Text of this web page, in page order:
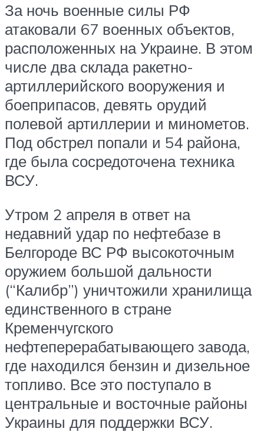
За ночь военные силы РФ
атаковали 67 военных объектов,
расположенных на Украине. В этом
числе два склада ракетно-
артиллерийского вооружения и
боеприпасов, девять орудий
полевой артиллерии и минометов.
Под обстрел попали и 54 района,
где была сосредоточена техника
ВСУ.
Утром 2 апреля в ответ на
недавний удар по нефтебазе в
Белгороде ВС РФ высокоточным
оружием большой дальности
(“Калибр”) уничтожили хранилища
единственного в стране
Кременчугского
нефтеперерабатывающего завода,
где находился бензин и дизельное
топливо. Все это поступало в
центральные и восточные районы
Украины для поддержки ВСУ.